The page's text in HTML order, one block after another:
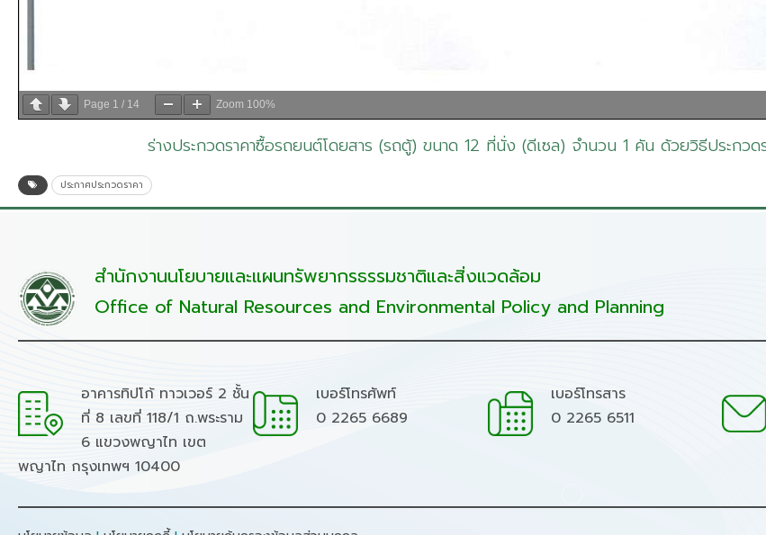
Page 1 / 14 Zoom 100%
ร่างประกวดราคาซื้อรถยนต์โดยสาร (รถตู้) ขนาด 12 ที่นั่ง (ดีเซล) จำนวน 1 คัน ด้วยวิธีประกว
ประกาศประกวดราคา
สำนักงานนโยบายและแผนทรัพยากรธรรมชาติและสิ่งแวดล้อม
Office of Natural Resources and Environmental Policy and Planning
อาคารทิปโก้ ทาวเวอร์ 2 ชั้น
ที่ 8 เลขที่ 118/1 ถ.พระราม
6 แขวงพญาไท เขต
พญาไท กรุงเทพฯ 10400
เบอร์โทรศัพท์
0 2265 6689
เบอร์โทรสาร
0 2265 6511